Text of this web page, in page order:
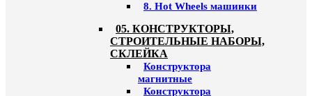
8. Hot Wheels машинки
05. КОНСТРУКТОРЫ,
СТРОИТЕЛЬНЫЕ НАБОРЫ,
СКЛЕЙКА
Конструктора
магнитные
Конструктора